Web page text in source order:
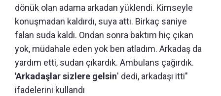
dönük olan adama arkadan yüklendi. Kimseyle
konuşmadan kaldırdı, suya attı. Birkaç saniye
falan suda kaldı. Ondan sonra baktım hiç çıkan
yok, müdahale eden yok ben atladım. Arkadaş da
yardım etti, sudan çıkardık. Ambulans çağırdık.
'Arkadaşlar sizlere gelsin' dedi, arkadaşı itti"
ifadelerini kullandı